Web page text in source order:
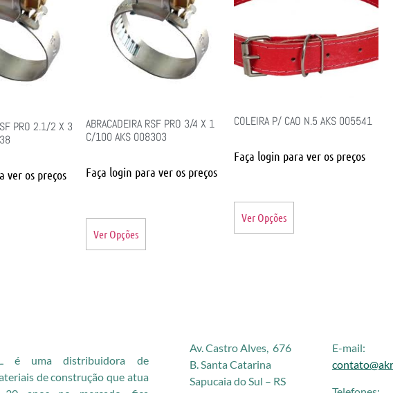
PRO 2.1/2 X 3
ver os preços
ABRACADEIRA RSF PRO 3/4 X 1
C/100 AKS 008303
Faça login para ver os preços
Ver Opções
COLEIRA P/ CAO N.5 AKS 005541
Faça login para ver os preços
Ver Opções
é uma distribuidora de
de construção que atua
Av. Castro Alves, 676
B. Santa Catarina
Sapucaia do Sul – RS
E-mail: